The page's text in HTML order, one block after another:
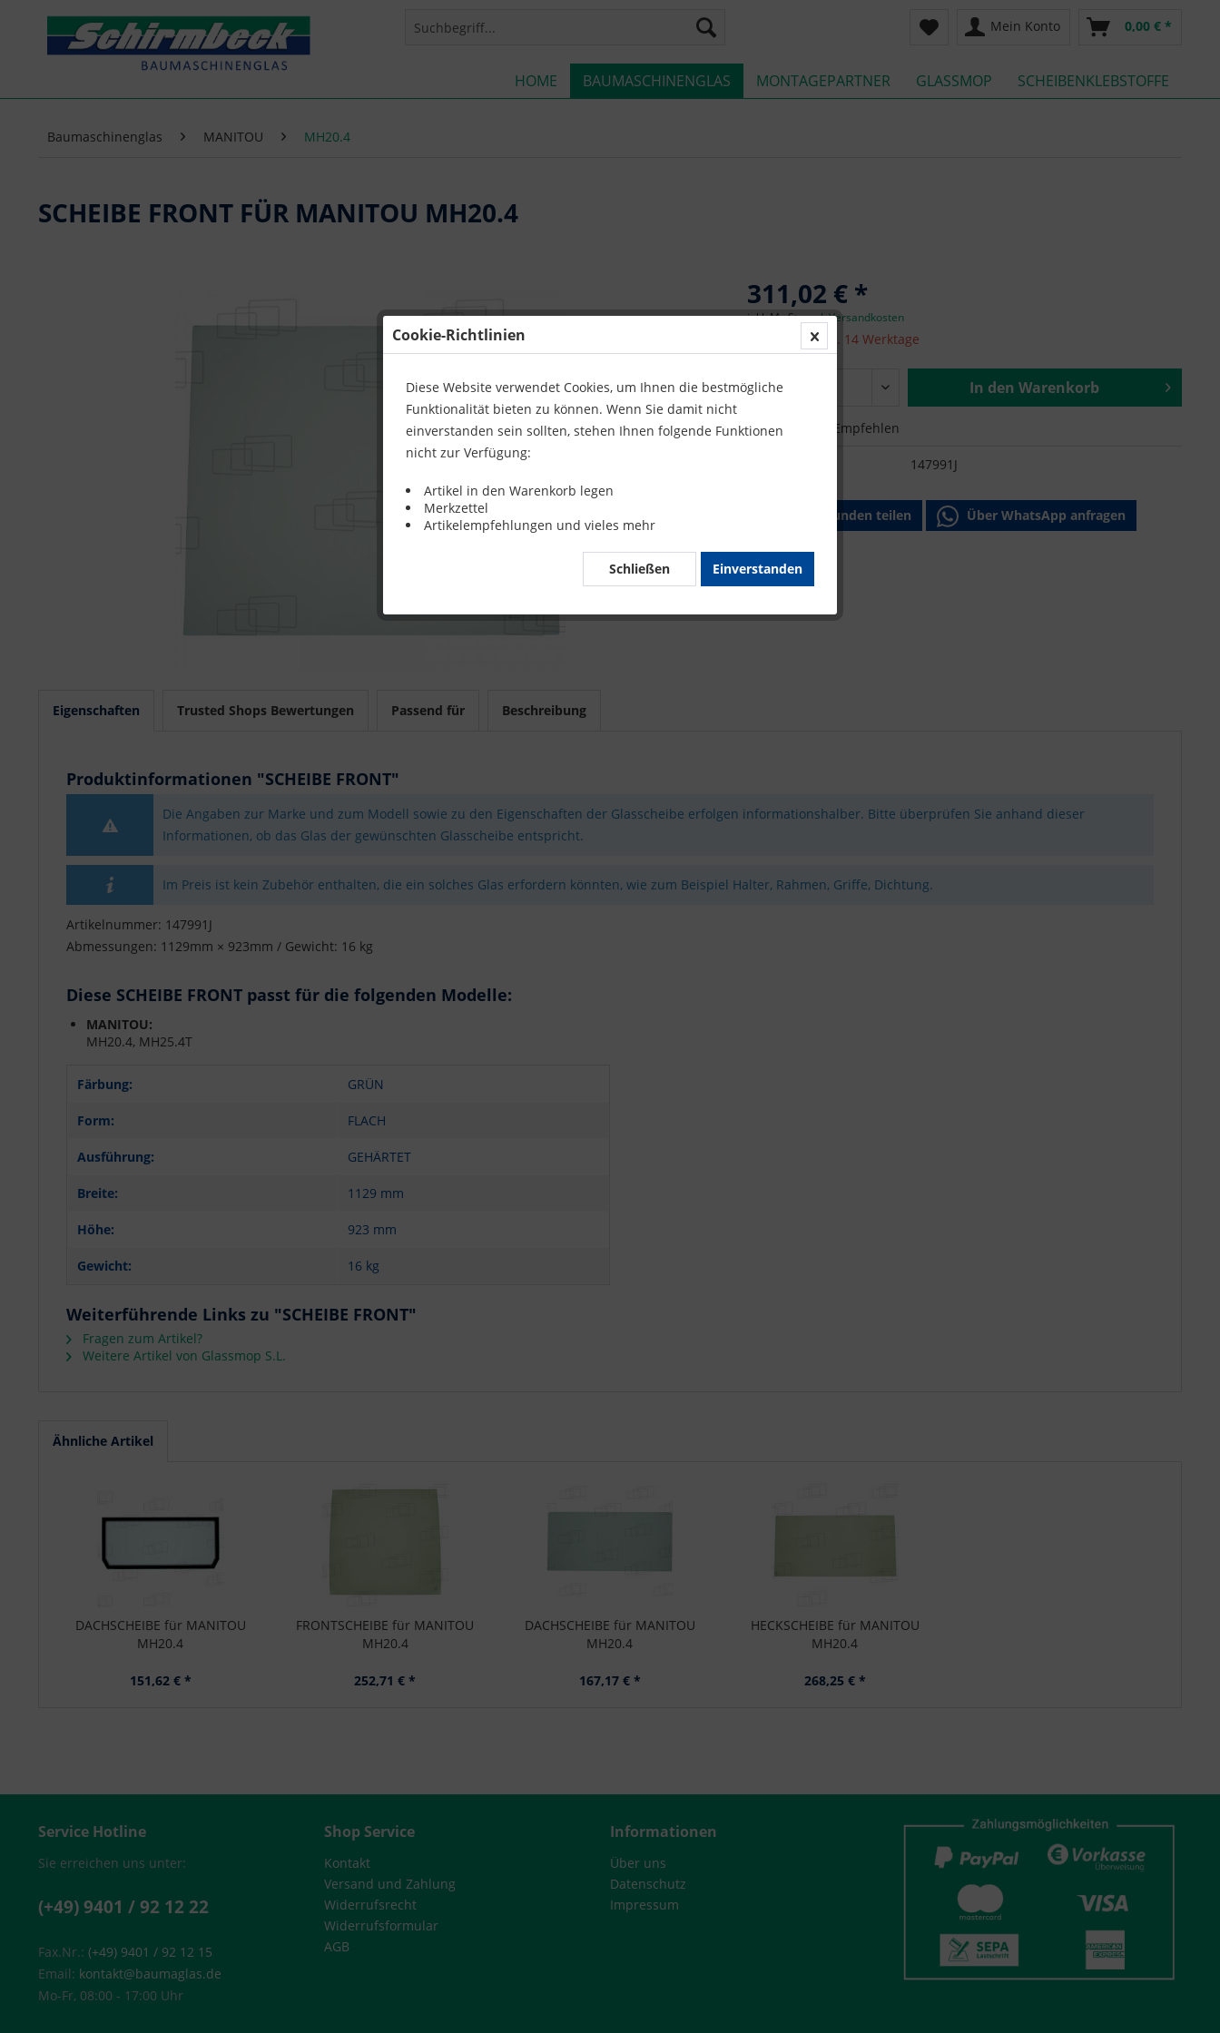
Mein Konto 0,00 € *
HOME BAUMASCHINENGLAS MONTAGEPARTNER GLASSMOP SCHEIBENKLEBSTOFFE
Baumaschinenglas MANITOU MH20.4
SCHEIBE FRONT FÜR MANITOU MH20.4
311,02 € *
inkl. MwSt.zzgl. Versandkosten
Lieferzeit ca. 14 Werktage
In den Warenkorb
Merken Empfehlen
147991J
Mit Freunden teilen Über WhatsApp anfragen
Eigenschaften Trusted Shops Bewertungen Passend für Beschreibung
Produktinformationen "SCHEIBE FRONT"
Die Angaben zur Marke und zum Modell sowie zu den Eigenschaften der Glasscheibe erfolgen informationshalber. Bitte überprüfen Sie anhand dieser
Informationen, ob das Glas der gewünschten Glasscheibe entspricht.
Im Preis ist kein Zubehör enthalten, die ein solches Glas erfordern könnten, wie zum Beispiel Halter, Rahmen, Griffe, Dichtung.
Artikelnummer: 147991J
Abmessungen: 1129mm × 923mm / Gewicht: 16 kg
Diese SCHEIBE FRONT passt für die folgenden Modelle:
MANITOU:
MH20.4, MH25.4T
Färbung: GRÜN
Form: FLACH
Ausführung: GEHÄRTET
Breite: 1129 mm
Höhe: 923 mm
Gewicht: 16 kg
Weiterführende Links zu "SCHEIBE FRONT"
Fragen zum Artikel?
Weitere Artikel von Glassmop S.L.
Ähnliche Artikel
DACHSCHEIBE für MANITOU
MH20.4
151,62 € *
FRONTSCHEIBE für MANITOU
MH20.4
252,71 € *
DACHSCHEIBE für MANITOU
MH20.4
167,17 € *
HECKSCHEIBE für MANITOU
MH20.4
268,25 € *
Service Hotline
Sie erreichen uns unter:
(+49) 9401 / 92 12 22
Fax.Nr.: (+49) 9401 / 92 12 15
Email: kontakt@baumaglas.de
Mo-Fr, 08:00 - 17:00 Uhr
Shop Service
Kontakt
Versand und Zahlung
Widerrufsrecht
Widerrufsformular
AGB
Informationen
Über uns
Datenschutz
Impressum
Cookie-Richtlinien
Diese Website verwendet Cookies, um Ihnen die bestmögliche
Funktionalität bieten zu können. Wenn Sie damit nicht
einverstanden sein sollten, stehen Ihnen folgende Funktionen
nicht zur Verfügung:
Artikel in den Warenkorb legen
Merkzettel
Artikelempfehlungen und vieles mehr
Einverstanden
Schließen